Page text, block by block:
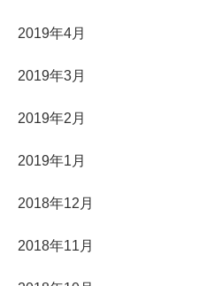
2019年4月
2019年3月
2019年2月
2019年1月
2018年12月
2018年11月